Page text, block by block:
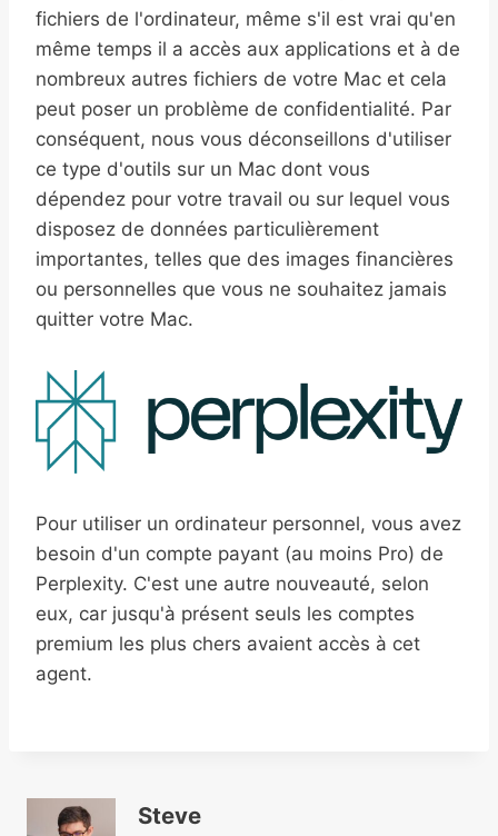
fichiers de l'ordinateur, même s'il est vrai qu'en
même temps il a accès aux applications et à de
nombreux autres fichiers de votre Mac et cela
peut poser un problème de confidentialité. Par
conséquent, nous vous déconseillons d'utiliser
ce type d'outils sur un Mac dont vous
dépendez pour votre travail ou sur lequel vous
disposez de données particulièrement
importantes, telles que des images financières
ou personnelles que vous ne souhaitez jamais
quitter votre Mac.
Pour utiliser un ordinateur personnel, vous avez
besoin d'un compte payant (au moins Pro) de
Perplexity. C'est une autre nouveauté, selon
eux, car jusqu'à présent seuls les comptes
premium les plus chers avaient accès à cet
agent.
Steve